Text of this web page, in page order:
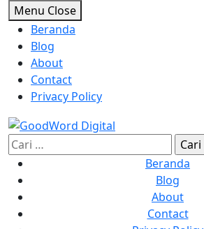
Skip
to
content
Menu Close
Beranda
Blog
About
Contact
Privacy Policy
Cari
untuk:
Beranda
Blog
About
Contact